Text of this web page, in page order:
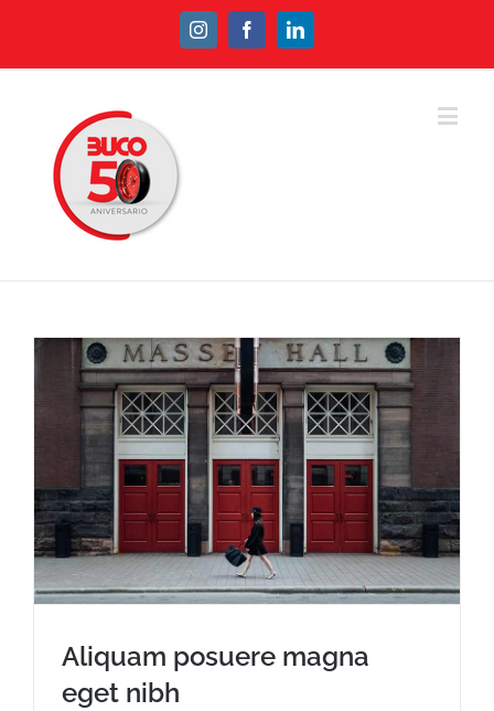
InstagramFacebookLinkedin
Aliquam posuere magna
eget nibh